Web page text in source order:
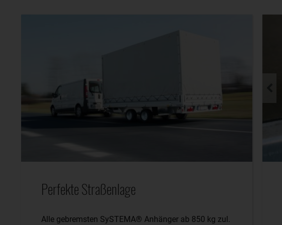
Perfekte Straßenlage
Alle gebremsten SySTEMA® Anhänger ab 850 kg zul.